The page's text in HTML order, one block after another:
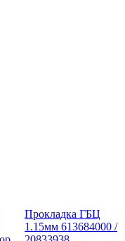
Прокладка ГБЦ
1.15мм 613684000 /